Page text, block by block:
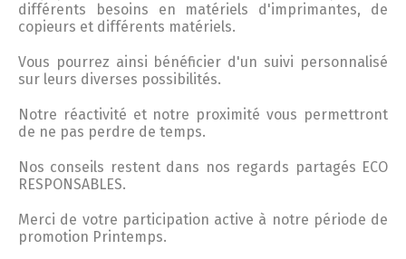
différents besoins en matériels d'imprimantes, de
copieurs et différents matériels.
Vous pourrez ainsi bénéficier d'un suivi personnalisé
sur leurs diverses possibilités.
Notre réactivité et notre proximité vous permettront
de ne pas perdre de temps.
Nos conseils restent dans nos regards partagés ECO
RESPONSABLES.
Merci de votre participation active à notre période de
promotion Printemps.